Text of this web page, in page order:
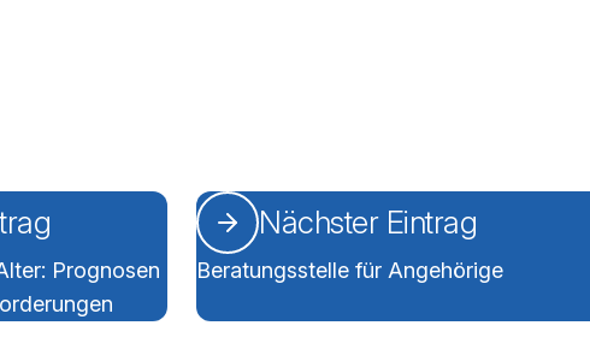
Prognosen
Nächster Eintrag
Beratungsstelle für Angehörige